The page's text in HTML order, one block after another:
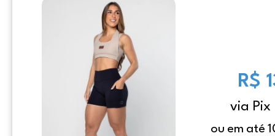
R$
via Pix
ou em até